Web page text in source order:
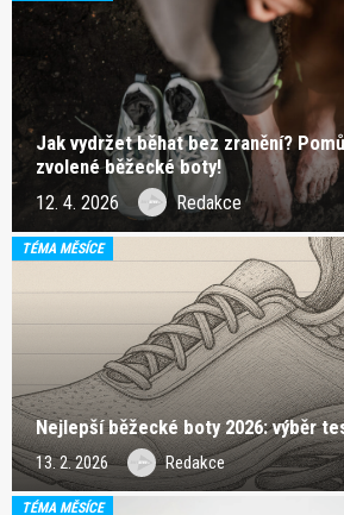
Jak vydržet běhat bez zranění?
zvolené běžecké boty!
12. 4. 2026 Redakce
TÉMA MĚSÍCE
Nejlepší běžecké boty 2026: výběr
13. 2. 2026 Redakce
TÉMA MĚSÍCE